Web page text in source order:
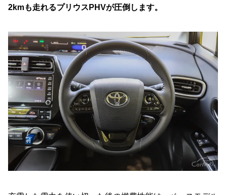
2kmも走れるプリウスPHVが圧倒します。